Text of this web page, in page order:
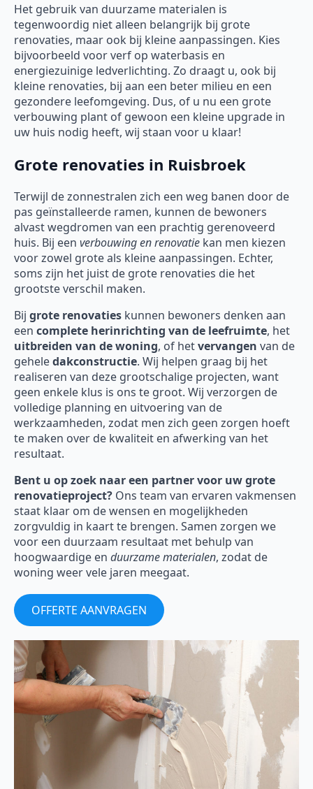
Het gebruik van duurzame materialen is
tegenwoordig niet alleen belangrijk bij grote
renovaties, maar ook bij kleine aanpassingen. Kies
bijvoorbeeld voor verf op waterbasis en
energiezuinige ledverlichting. Zo draagt u, ook bij
kleine renovaties, bij aan een beter milieu en een
gezondere leefomgeving. Dus, of u nu een grote
verbouwing plant of gewoon een kleine upgrade in
uw huis nodig heeft, wij staan voor u klaar!
Grote renovaties in Ruisbroek
Terwijl de zonnestralen zich een weg banen door de
pas geïnstalleerde ramen, kunnen de bewoners
alvast wegdromen van een prachtig gerenoveerd
huis. Bij een verbouwing en renovatie kan men kiezen
voor zowel grote als kleine aanpassingen. Echter,
soms zijn het juist de grote renovaties die het
grootste verschil maken.
Bij grote renovaties kunnen bewoners denken aan
een complete herinrichting van de leefruimte, het
uitbreiden van de woning, of hetvervangen van de
geheledakconstructie. Wij helpen graag bij het
realiseren van deze grootschalige projecten, want
geen enkele klus is ons te groot. Wij verzorgen de
volledige planning en uitvoering van de
werkzaamheden, zodat men zich geen zorgen hoeft
te maken over de kwaliteit en afwerking van het
resultaat.
Bent u op zoek naar een partner voor uw grote
renovatieproject? Ons team van ervaren vakmensen
staat klaar om de wensen en mogelijkheden
zorgvuldig in kaart te brengen. Samen zorgen we
voor een duurzaam resultaat met behulp van
hoogwaardige en duurzame materialen, zodat de
woning weer vele jaren meegaat.
OFFERTE AANVRAGEN